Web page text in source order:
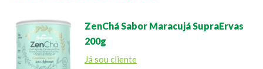
ZenChá Sabor Maracujá SupraErvas
200g
Já sou cliente